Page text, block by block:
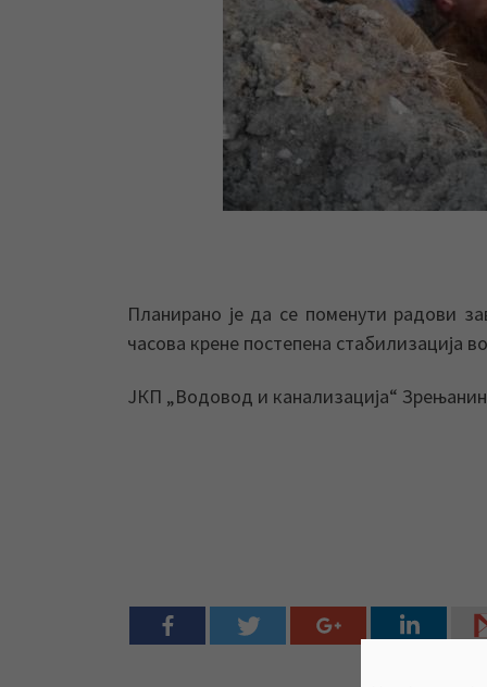
Планирано је да се поменути радови
часова крене постепена стабилизација
ЈКП „Водовод и канализација“